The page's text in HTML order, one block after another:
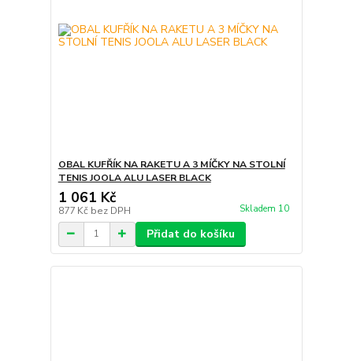
OBAL KUFŘÍK NA RAKETU A 3 MÍČKY NA STOLNÍ
TENIS JOOLA ALU LASER BLACK
1 061 Kč
877 Kč bez DPH Skladem 10
Přidat do košíku